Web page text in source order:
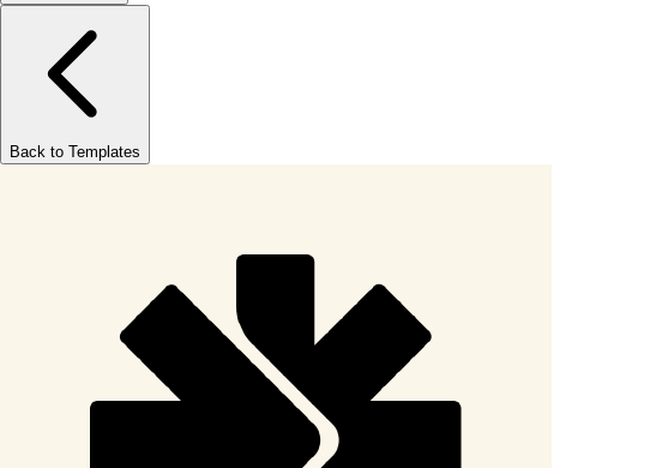
Back to Templates